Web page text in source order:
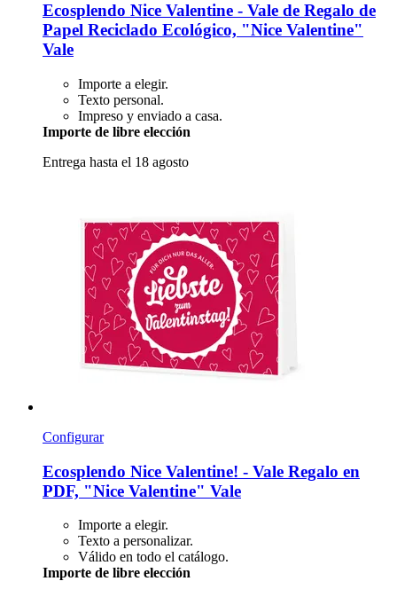
Ecosplendo Nice Valentine -​ Vale de Regalo de
Papel Reciclado Ecológico, "Nice Valentine"
Vale
Importe a elegir.
Texto personal.
Impreso y enviado a casa.
Importe de libre elección
Entrega hasta el 18 agosto
Configurar
Ecosplendo Nice Valentine! -​ Vale Regalo en
PDF, "Nice Valentine" Vale
Importe a elegir.
Texto a personalizar.
Válido en todo el catálogo.
Importe de libre elección